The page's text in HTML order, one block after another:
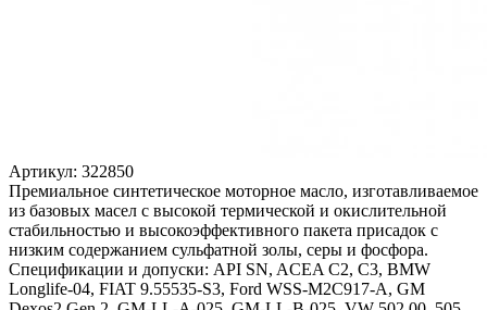
Артикул: 322850
Премиальное синтетическое моторное масло, изготавливаемое
из базовых масел с высокой термической и окислительной
стабильностью и высокоэффективного пакета присадок с
низким содержанием сульфатной золы, серы и фосфора.
Спецификации и допуски: API SN, ACEA C2, C3, BMW
Longlife-04, FIAT 9.55535-S3, Ford WSS-M2C917-A, GM